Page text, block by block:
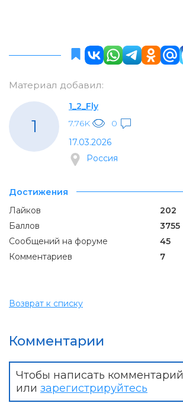
Материал добавил:
1
1_2_Fly
7.76K
0
17.03.2026
Россия
Достижения
Лайков
202
Баллов
3755
Сообщений на форуме
45
Комментариев
7
Возврат к списку
Комментарии
Чтобы написать комментарий
или зарегистрируйтесь